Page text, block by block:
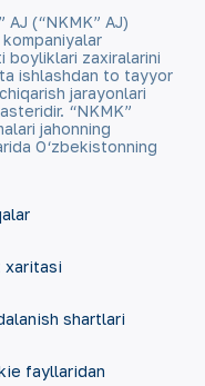
(“NKMK” AJ)
boyliklari zaxiralarini
ishlashdan to tayyor
jarayonlari
“NKMK”
jahonning
O‘zbekistonning
xaritasi
shartlari
fayllaridan